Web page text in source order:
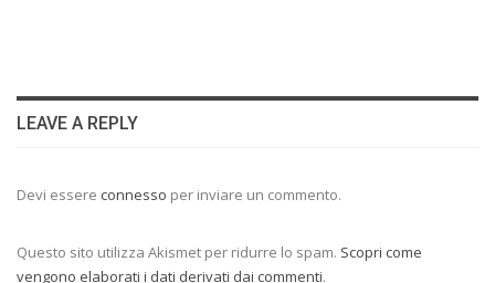
LEAVE A REPLY
Devi essere connesso per inviare un commento.
Questo sito utilizza Akismet per ridurre lo spam. Scopri come
vengono elaborati i dati derivati dai commenti.